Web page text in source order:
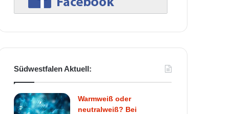
Südwestfalen Aktuell:
Warmweiß oder
neutralweiß? Bei